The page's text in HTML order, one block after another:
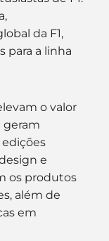
da F1,
para a linha
o valor
geram
e
os produtos
além de
em